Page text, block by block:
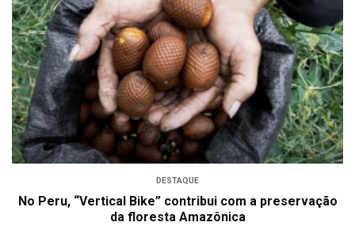
DESTAQUE
No Peru, “Vertical Bike” contribui com a preservação
da floresta Amazônica